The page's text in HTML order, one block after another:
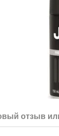
отзыв